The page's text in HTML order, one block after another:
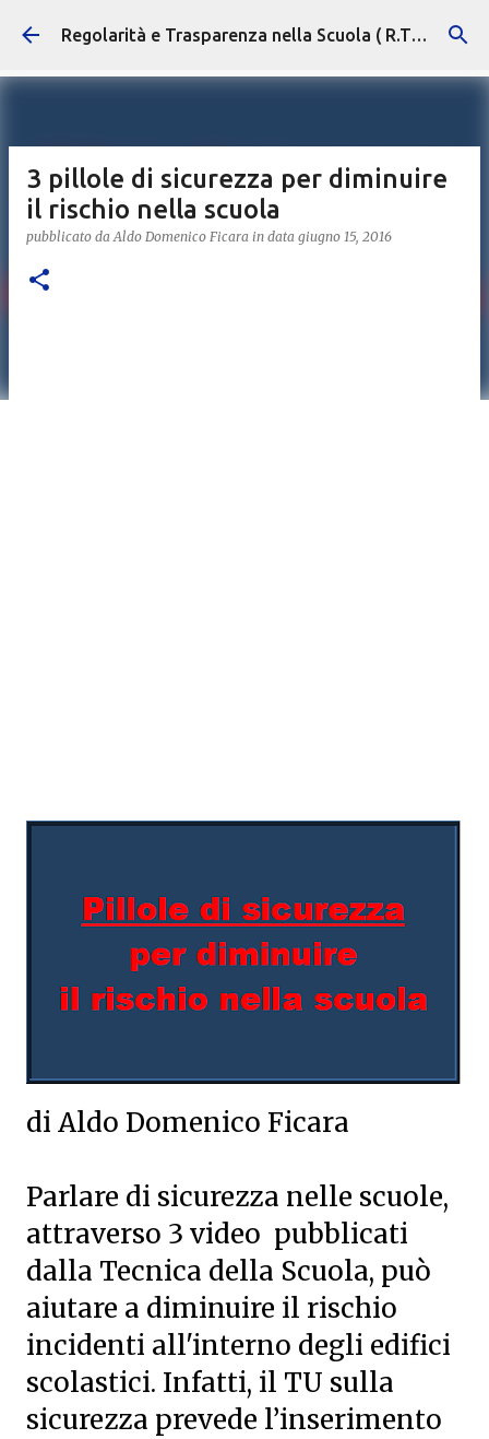
Passa ai contenuti principali Regolarità e Trasparenza nella Scuola ( R.T.S. )
3 pillole di sicurezza per diminuire
il rischio nella scuola
pubblicato daAldo Domenico Ficara in data giugno 15, 2016
di Aldo Domenico Ficara
Parlare di sicurezza nelle scuole,
attraverso 3 video pubblicati
dalla Tecnica della Scuola, può
aiutare a diminuire il rischio
incidenti all'interno degli edifici
scolastici. Infatti, il TU sulla
sicurezza prevede l’inserimento